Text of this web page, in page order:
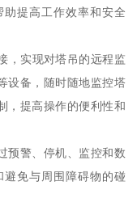
提高工作效率和安全
，实现对塔吊的远程监
设备，随时随地监控塔
，提高操作的便利性和
预警、停机、监控和数
免与周围障碍物的碰